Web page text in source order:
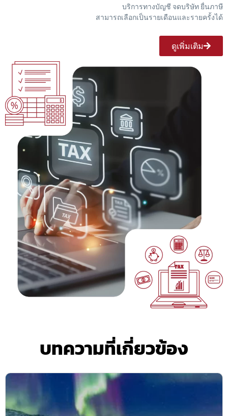
บริการทางบัญชี จดบริษัท ยื่นภาษี
สามารถเลือกเป็นรายเดือนและรายครั้งได้
ดูเพิ่มเติม
บทความที่เกี่ยวข้อง